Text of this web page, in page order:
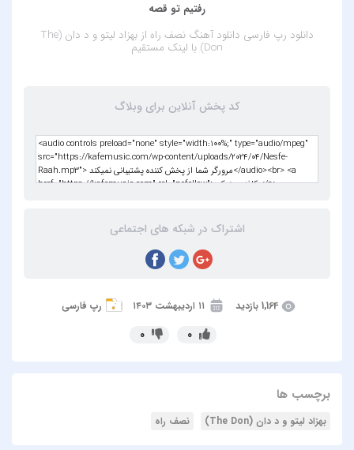
رفتیم تو قصه‌
دانلود رپ فارسی
دانلود آهنگ نصف راه از بهزاد لیتو و د دان (The
Don) با لینک مستقیم
کد پخش آنلاین برای وبلاگ
اشتراک در شبکه های اجتماعی
1,164 بازدید ۱۱ اردیبهشت ۱۴۰۳ رپ فارسی
برچسب ها
بهزاد لیتو و د دان (The Don) نصف راه